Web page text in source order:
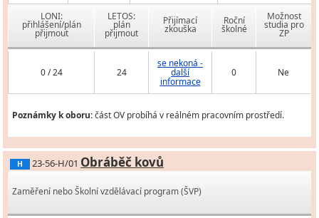
LONI:
přihlášení/plán
přijmout
LETOS:
plán
přijmout
Přijímací
zkouška
Roční
školné
Možnost
studia pro
ZP
0 / 24 24
se nekoná -
další
informace
0 Ne
Poznámky k oboru:část OV probíhá v reálném pracovním prostředí.
H 23-56-H/01 Obráběč kovů
Zaměření nebo Školní vzdělávací program (ŠVP)